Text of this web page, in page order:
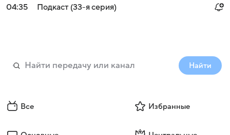
04:35
Подкаст (33-я серия)
Найти
Все Избранные